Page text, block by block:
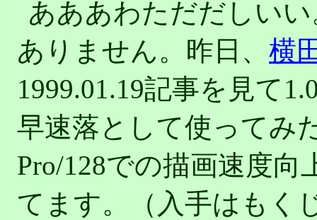
あああわただだしい
ありません。昨日、 横
1999.01.19記事を見て
早速落として使ってみ
Pro/128での描画速度
てます。（入手はもく